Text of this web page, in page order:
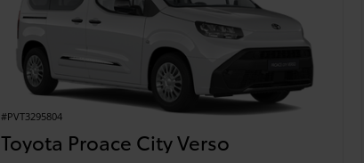
#PVT3295804
Toyota Proace City Verso